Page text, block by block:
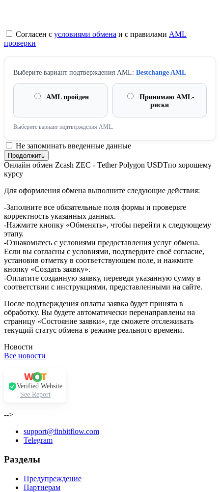
Согласен с условиями обмена и с правилами AML
проверки
Выберите вариант подтверждения AML: Bestchange AML
AML пройден
Принимаю AML-
риски
Выберите вариант подтверждения AML.
Не запоминать введенные данные
Онлайн обмен Zcash ZEC - Tether Polygon USDTпо хорошему
курсу
Для оформления обмена выполните следующие действия:
-Заполните все обязательные поля формы и проверьте
корректность указанных данных.
-Нажмите кнопку «Обменять», чтобы перейти к следующему
этапу.
-Ознакомьтесь с условиями предоставления услуг обмена.
Если вы согласны с условиями, подтвердите своё согласие,
установив отметку в соответствующем поле, и нажмите
кнопку «Создать заявку».
-Оплатите созданную заявку, переведя указанную сумму в
соответствии с инструкциями, представленными на сайте.
После подтверждения оплаты заявка будет принята в
обработку. Вы будете автоматически перенаправлены на
страницу «Состояние заявки», где сможете отслеживать
текущий статус обмена в режиме реального времени.
Новости
Все новости
Verified Website
See Report
-->
support@finbitflow.com
Telegram
Разделы
Предупреждение
Партнерам